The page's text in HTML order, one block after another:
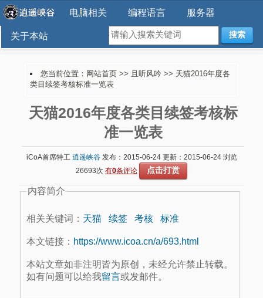
电脑相关 编程语言 服务器
关于本站 搜索
您当前位置： 网站首页 >> 且听风吟 >> 天猫2016年度各
类目续签考核标准一览表
天猫2016年度各类目续签考核标
准一览表
iCoA首席特工 逍遥峡谷发布：2015-06-24 更新：2015-06-24 浏览
26693次 有0条评论 点击打赏
内容简介
相关关键词： 天猫 续签 考核 标准
本文链接： https://www.icoa.cn/a/693.html
本站文章如非注明皆为原创，未经允许禁止转载。
如有问题可以给我留言或发邮件。